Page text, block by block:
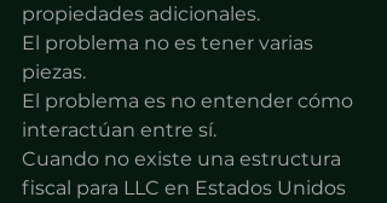
propiedades adicionales.
El problema no es tener varias
piezas.
El problema es no entender cómo
interactúan entre sí.
Cuando no existe una estructura
fiscal para LLC en Estados Unidos